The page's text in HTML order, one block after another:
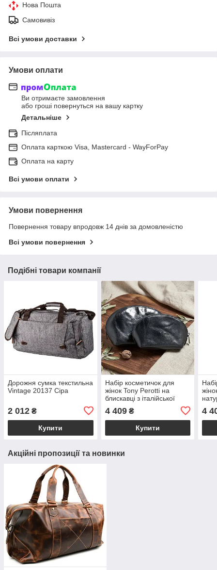
Нова Пошта
Самовивіз
Всі умови доставки
Умови оплати
Ви отримаєте замовлення
або гроші повернуться на вашу картку
Детальніше
Післяплата
Оплата карткою Visa, Mastercard - WayForPay
Оплата на карту
Всі умови оплати
Умови повернення
Повернення товару впродовж 14 днів за домовленістю
Всі умови повернення
Подібні товари компанії
Дорожня сумка текстильна
Vintage 20137 Сіра
2 012 ₴
Купити
Набір косметичок для
жінок Tony Perotti на
блискавці з італійської
гладкої шкіри Чорний 1583
Italico (BS90039)
4 409₴
Купити
4
Акційні пропозиції та новинки